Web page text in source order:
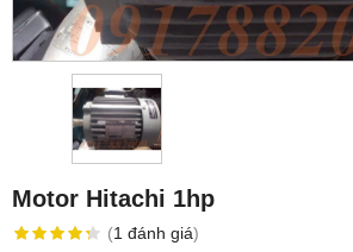
Motor Hitachi 1hp
(1 đánh giá)